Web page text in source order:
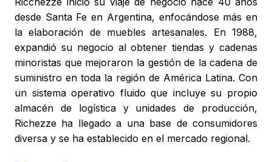
desde Santa Fe en Argentina, enfocándose más en
la elaboración de muebles artesanales. En 1988,
expandió su negocio al obtener tiendas y cadenas
minoristas que mejoraron la gestión de la cadena de
suministro en toda la región de América Latina. Con
un sistema operativo fluido que incluye su propio
almacén de logística y unidades de producción,
Richezze ha llegado a una base de consumidores
diversa y se ha establecido en el mercado regional.